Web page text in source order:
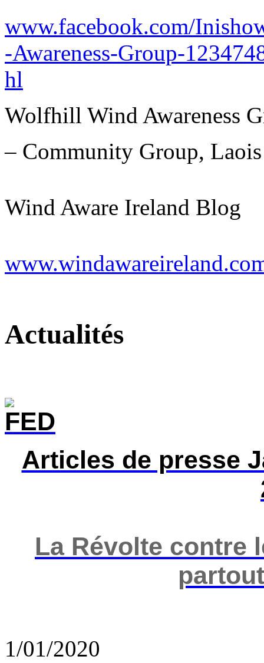
www.facebook.com/
-Awareness-Group-
hl
Wolfhill Wind Awareness
– Community Group,
Wind Aware Ireland Blog
Actualités
Articles de presse
La Révolte contre
1/01/2020